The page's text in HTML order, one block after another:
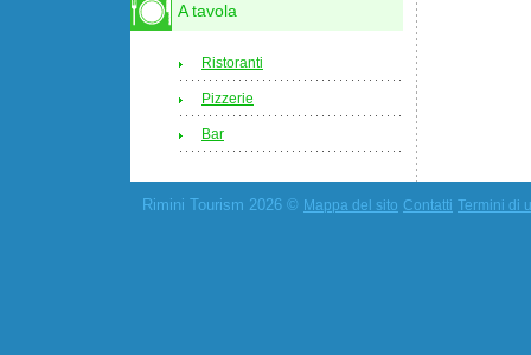
A tavola
Ristoranti
Pizzerie
Bar
Rimini Tourism 2026 © Mappa del sito Contatti Termini di